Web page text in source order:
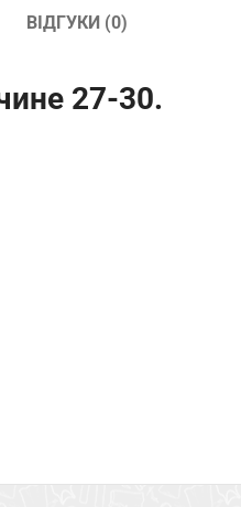
ВІДГУКИ (0)
27-30.